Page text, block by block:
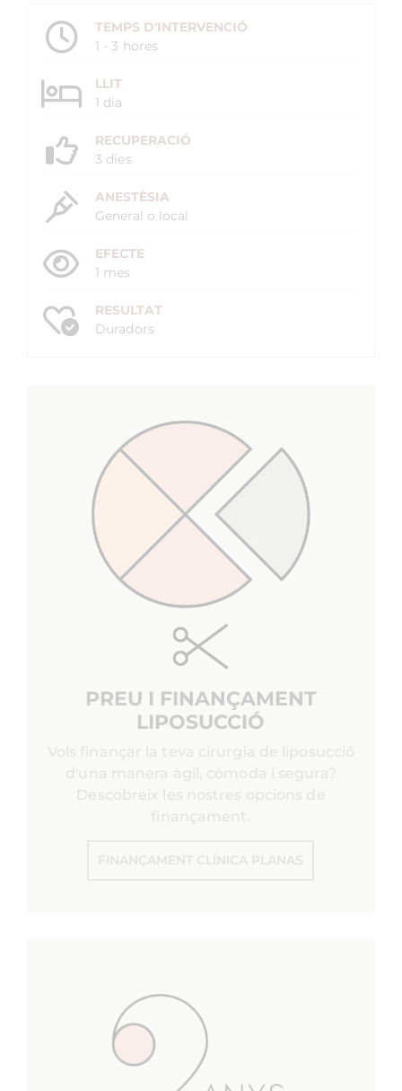
TEMPS D'INTERVENCIÓ
1 - 3 hores
LLIT
1 dia
RECUPERACIÓ
3 dies
ANESTÈSIA
General o local
EFECTE
1 mes
RESULTAT
Duradors
PREU I FINANÇAMENT
LIPOSUCCIÓ
Vols finançar la teva cirurgia de liposucció
d'una manera àgil, còmoda i segura?
Descobreix les nostres opcions de
finançament.
FINANÇAMENT CLÍNICA PLANAS